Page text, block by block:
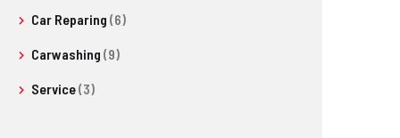
Car Reparing (6)
Carwashing (9)
Service(3)